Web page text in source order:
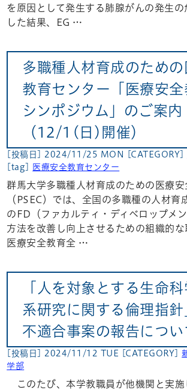
を原因として発生する肺腺がんの発生の
した結果、EG …
多職種人材育成のため
教育センター「医療安全
シンポジウム」のご案内
（12/1(日)開催）
[投稿日] 2024/11/25 MON [CATEGORY]
[tag]
医療安全教育センター
群馬大学多職種人材育成のための医療
（PSEC）では、全国の多職種の人材育
のFD（ファカルティ・ディベロップメ
方法を改善し向上させるための組織的な
医療安全教育全 …
「人を対象とする生命
系研究に関する倫理指針
不適合事案の報告につい
[投稿日] 2024/11/12 TUE [CATEGORY]
学部
このたび、本学教職員が他機関と実施